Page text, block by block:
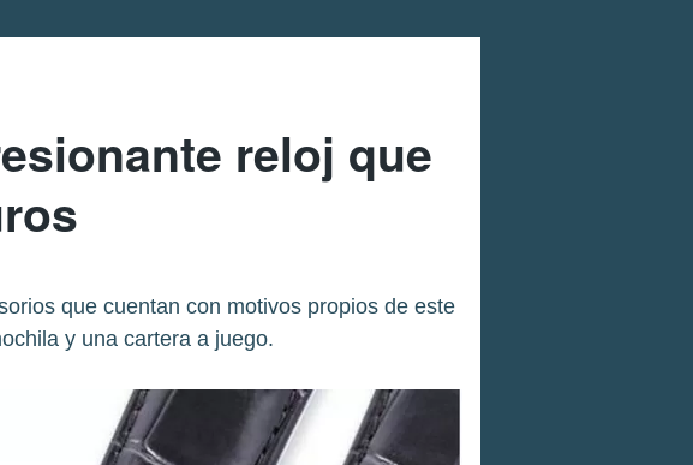
reloj que
que cuentan con motivos propios de este
y una cartera a juego.